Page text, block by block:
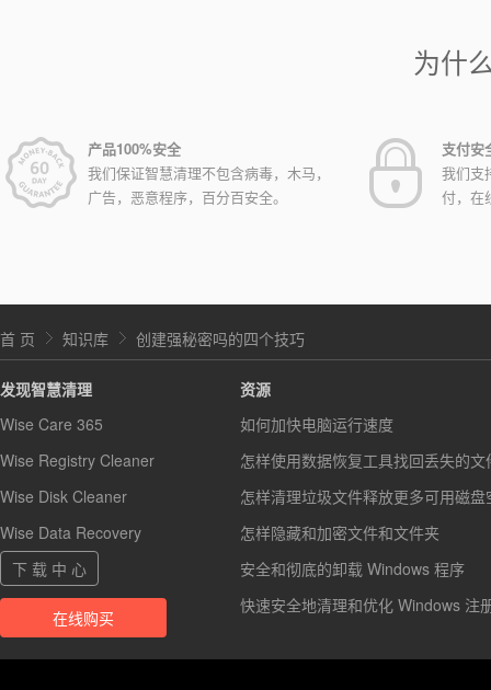
为什
产品100%安全
我们保证智慧清理不包含病毒，木马，
广告，恶意程序，百分百安全。
支付安
我们支
付，在
首 页 知识库 创建强秘密吗的四个技巧
发现智慧清理
Wise Care 365
Wise Registry Cleaner
Wise Disk Cleaner
Wise Data Recovery
下 载 中 心
在线购买
资源
如何加快电脑运行速度
怎样使用数据恢复工具找回丢失的文
怎样清理垃圾文件释放更多可用磁盘
怎样隐藏和加密文件和文件夹
安全和彻底的卸载 Windows 程序
快速安全地清理和优化 Windows 注